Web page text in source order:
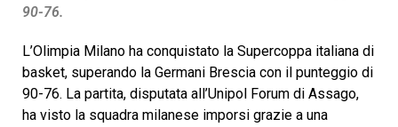
90-76.
L’Olimpia Milano ha conquistato la Supercoppa italiana di
basket, superando la Germani Brescia con il punteggio di
90-76. La partita, disputata all’Unipol Forum di Assago,
ha visto la squadra milanese imporsi grazie a una